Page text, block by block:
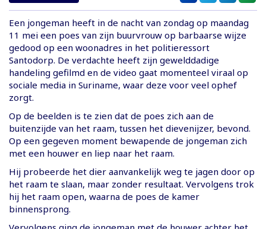
Een jongeman heeft in de nacht van zondag op maandag
11 mei een poes van zijn buurvrouw op barbaarse wijze
gedood op een woonadres in het politieressort
Santodorp. De verdachte heeft zijn gewelddadige
handeling gefilmd en de video gaat momenteel viraal op
sociale media in Suriname, waar deze voor veel ophef
zorgt.
Op de beelden is te zien dat de poes zich aan de
buitenzijde van het raam, tussen het dievenijzer, bevond.
Op een gegeven moment bewapende de jongeman zich
met een houwer en liep naar het raam.
Hij probeerde het dier aanvankelijk weg te jagen door op
het raam te slaan, maar zonder resultaat. Vervolgens trok
hij het raam open, waarna de poes de kamer
binnensprong.